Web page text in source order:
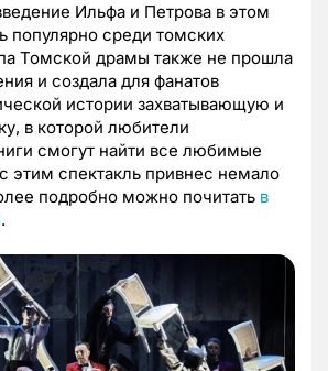
Ильфа и Петрова в этом
популярно среди томских
Томской драмы также не прошла
и создала для фанатов
истории захватывающую и
в которой любители
смогут найти все любимые
этим спектакль привнес немало
подробно можно почитать в
.